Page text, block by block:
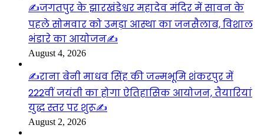
✍️जगतपुर के झारखंडेश्वर महादेव मंदिर में सावन के
पहले सोमवार को उमड़ा आस्था का जनसैलाब, विशाल
भंडारे का आयोजन✍️
August 4, 2026
✍️राना बेनी माधव सिंह की जन्मभूमि शंकरपुर में
222वीं जयंती का होगा ऐतिहासिक आयोजन, तैयारियां
युद्ध स्तर पर शुरू✍️
August 2, 2026